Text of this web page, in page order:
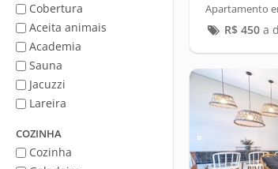
Cobertura
Aceita animais
Academia
Sauna
Jacuzzi
Lareira
COZINHA
Cozinha
Apartamento
R$ 450a